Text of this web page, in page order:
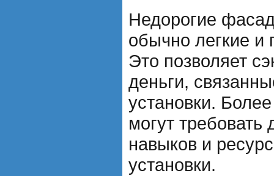
Недорогие
обычно легкие и
Это позволяет
деньги,
установки.
могут
навыков и
установки.